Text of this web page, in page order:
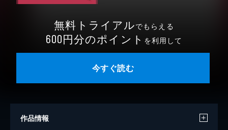
無料トライアルでもらえる
600円分のポイント を利用して
今すぐ読む
作品情報